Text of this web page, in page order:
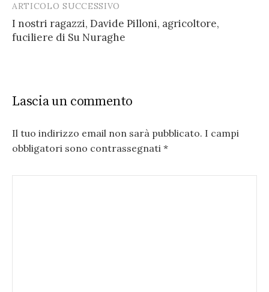
ARTICOLO SUCCESSIVO
I nostri ragazzi, Davide Pilloni, agricoltore,
fuciliere di Su Nuraghe
Lascia un commento
Il tuo indirizzo email non sarà pubblicato. I campi
obbligatori sono contrassegnati *